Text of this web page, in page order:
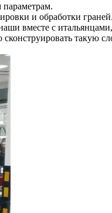
параметрам.
и обработки граней.
вместе с
такую